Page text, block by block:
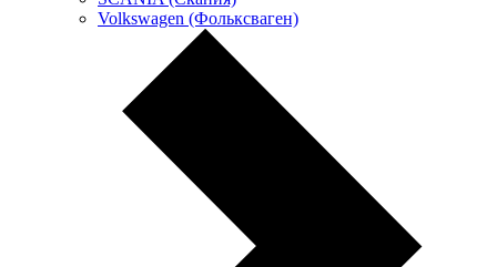
Volkswagen (Фольксваген)